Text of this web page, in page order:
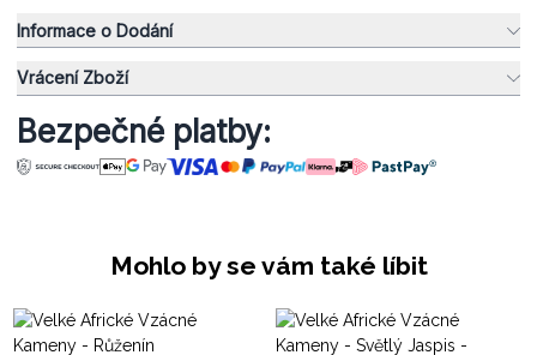
Informace o Dodání
Vrácení Zboží
Bezpečné platby:
Mohlo by se vám také líbit